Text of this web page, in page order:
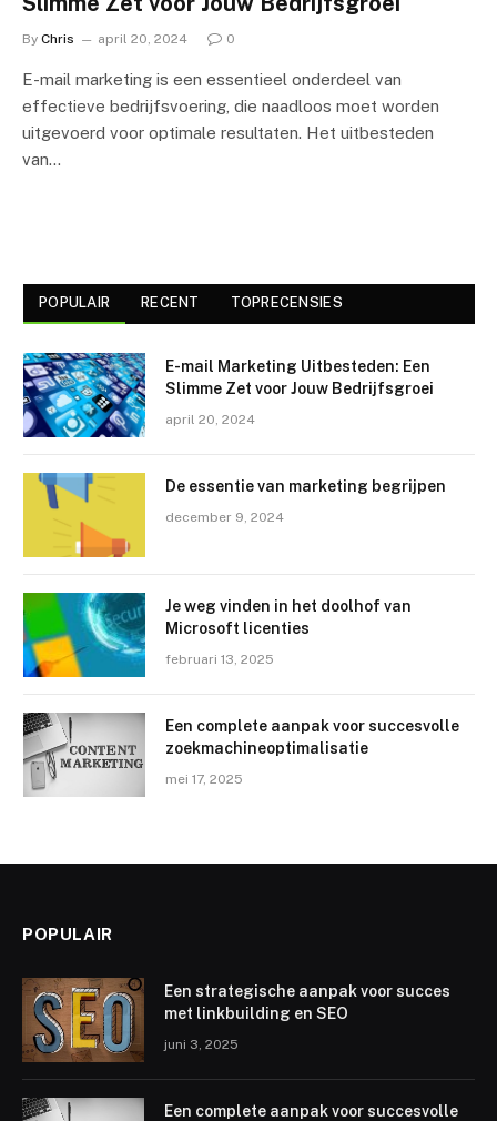
By Chris april 20, 2024 0
E-mail marketing is een essentieel onderdeel van
effectieve bedrijfsvoering, die naadloos moet worden
uitgevoerd voor optimale resultaten. Het uitbesteden
van…
POPULAIR RECENT TOPRECENSIES
E-mail Marketing Uitbesteden: Een
Slimme Zet voor Jouw Bedrijfsgroei
april 20, 2024
De essentie van marketing begrijpen
december 9, 2024
Je weg vinden in het doolhof van
Microsoft licenties
februari 13, 2025
Een complete aanpak voor succesvolle
zoekmachineoptimalisatie
mei 17, 2025
POPULAIR
Een strategische aanpak voor succes
met linkbuilding en SEO
juni 3, 2025
Een complete aanpak voor succesvolle